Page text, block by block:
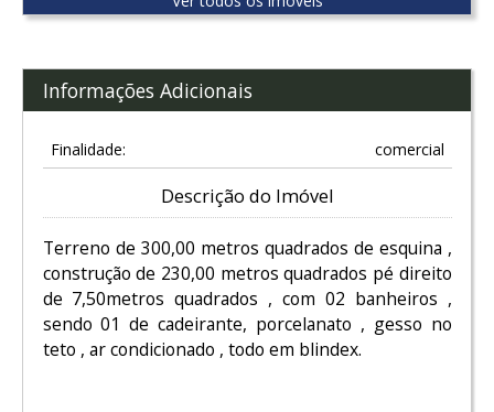
Informações Adicionais
Finalidade: comercial
Descrição do Imóvel
Terreno de 300,00 metros quadrados de esquina ,
construção de 230,00 metros quadrados pé direito
de 7,50metros quadrados , com 02 banheiros ,
sendo 01 de cadeirante, porcelanato , gesso no
teto , ar condicionado , todo em blindex.